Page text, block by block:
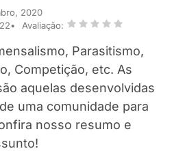
2020
Avaliação:
Parasitismo,
Competição, etc. As
aquelas desenvolvidas
uma comunidade para
nosso resumo e